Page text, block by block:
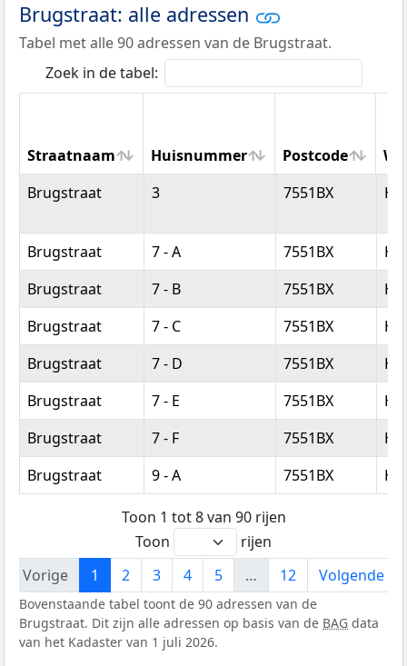
Brugstraat: alle adressen
Tabel met alle 90 adressen van de Brugstraat.
Zoek in de tabel:
Straatnaam Huisnummer Postcode
Straatnaam
Huisnummer Postcode
Brugstraat 3 7551BX
Brugstraat 7 - A 7551BX
Brugstraat
7 - B 7551BX
Brugstraat
7 - C 7551BX
Brugstraat
7 - D 7551BX
Brugstraat
7 - E 7551BX
Brugstraat
7 - F 7551BX
Brugstraat
9 - A 7551BX
Toon 1 tot 8 van 90 rijen
Toon
rijen
Vorige
1 2 3 4 5 … 12 Volgende
Bovenstaande tabel toont de 90 adressen van de
Brugstraat. Dit zijn alle adressen op basis van de BAG data
van het Kadaster van 1 juli 2026.